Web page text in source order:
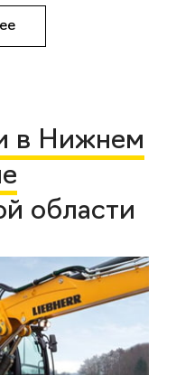
в Нижнем
области